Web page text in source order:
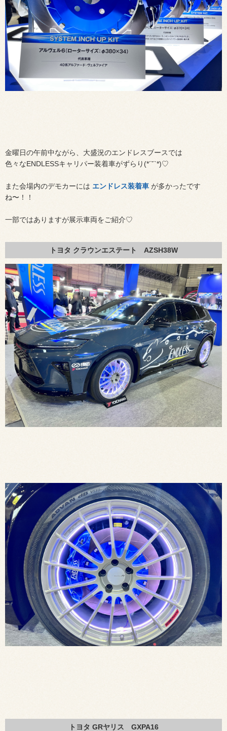
金曜日の午前中ながら、大盛況のエンドレスブースでは
色々なENDLESSキャリパー装着車がずらり(*´˘`*)♡
また会場内のデモカーには エンドレス装着車 が多かったです
ね〜！！
一部ではありますが展示車両をご紹介♡
トヨタ クラウンエステート AZSH38W
トヨタ GRヤリス GXPA16